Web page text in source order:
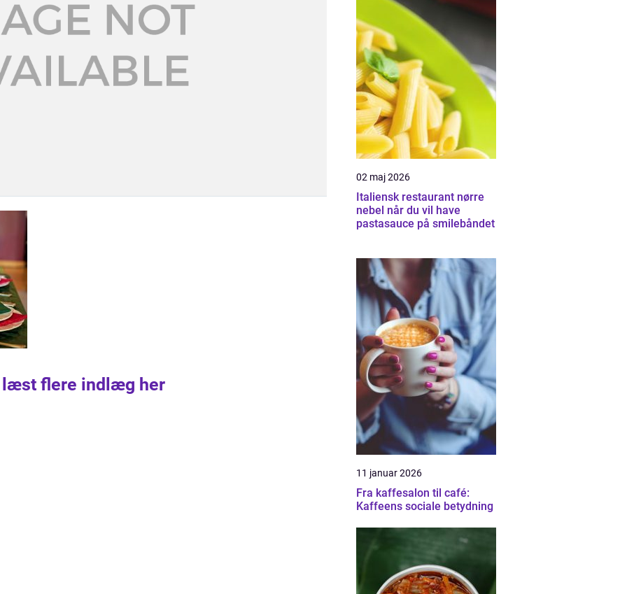
læst flere indlæg her
02 maj 2026
Italiensk restaurant nørre
nebel når du vil have
pastasauce på smilebåndet
11 januar 2026
Fra kaffesalon til café:
Kaffeens sociale betydning